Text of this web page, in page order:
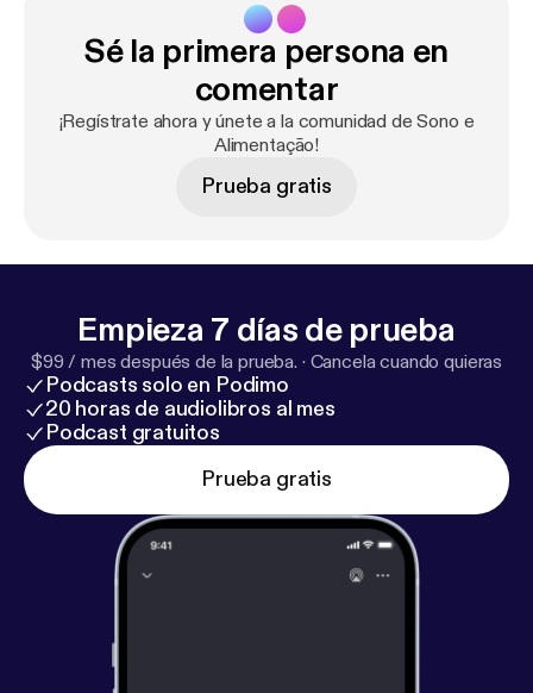
Sé la primera persona en
comentar
¡Regístrate ahora y únete a la comunidad de Sono e
Alimentação!
Prueba gratis
Empieza 7 días de prueba
$99 / mes después de la prueba. · Cancela cuando quieras
Podcasts solo en Podimo
20 horas de audiolibros al mes
Podcast gratuitos
Prueba gratis